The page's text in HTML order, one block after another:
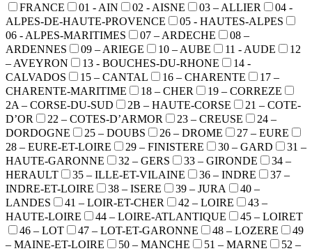
FRANCE
01 - AIN 02 - AISNE 03 – ALLIER
04 -
ALPES-DE-HAUTE-PROVENCE
05 - HAUTES-ALPES
06 - ALPES-MARITIMES
07 – ARDECHE
08 –
ARDENNES
09 – ARIEGE 10 – AUBE 11 - AUDE
12
– AVEYRON
13 - BOUCHES-DU-RHONE
14 -
CALVADOS
15 – CANTAL 16 – CHARENTE
17 –
CHARENTE-MARITIME
18 – CHER
19 – CORREZE
2A – CORSE-DU-SUD
2B – HAUTE-CORSE
21 – COTE-
D’OR
22 – COTES-D’ARMOR 23 – CREUSE
24 –
DORDOGNE
25 – DOUBS 26 – DROME
27 – EURE
28 – EURE-ET-LOIRE
29 – FINISTERE 30 – GARD
31 –
HAUTE-GARONNE
32 – GERS 33 – GIRONDE
34 –
HERAULT
35 – ILLE-ET-VILAINE 36 – INDRE
37 –
INDRE-ET-LOIRE
38 – ISERE 39 – JURA
40 –
LANDES
41 – LOIR-ET-CHER 42 – LOIRE
43 –
HAUTE-LOIRE
44 – LOIRE-ATLANTIQUE
45 – LOIRET
46 – LOT
47 – LOT-ET-GARONNE 48 – LOZERE
49
– MAINE-ET-LOIRE
50 – MANCHE 51 – MARNE
52 –